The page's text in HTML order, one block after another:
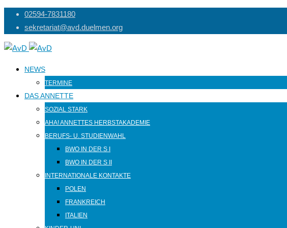
Skip
content
02594-7831180
sekretariat@avd.duelmen.org
NEWS
TERMINE
DAS ANNETTE
SOZIAL STARK
AHA! ANNETTES HERBSTAKADEMIE
BERUFS- U. STUDIENWAHL
BWO IN DER S I
BWO IN DER S II
INTERNATIONALE KONTAKTE
POLEN
FRANKREICH
ITALIEN